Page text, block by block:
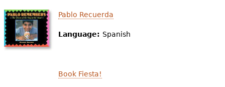
Más recursos
e
s
t
Pablo Recuerda
Language: Spanish
Book Fiesta!